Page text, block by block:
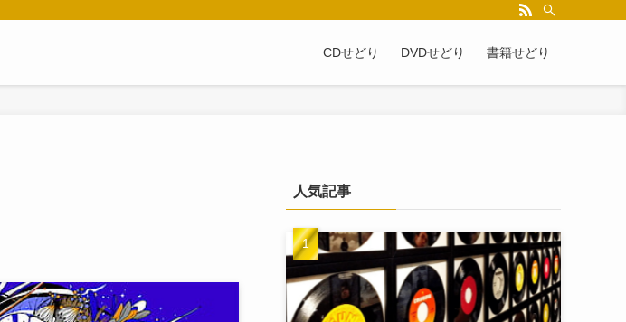
CDせどり DVDせどり 書籍せどり
人気記事